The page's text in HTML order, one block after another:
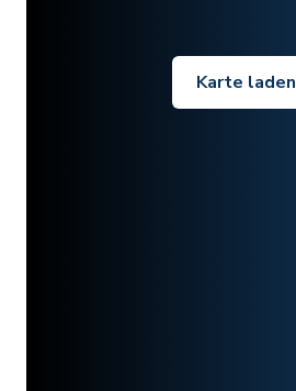
Karte laden